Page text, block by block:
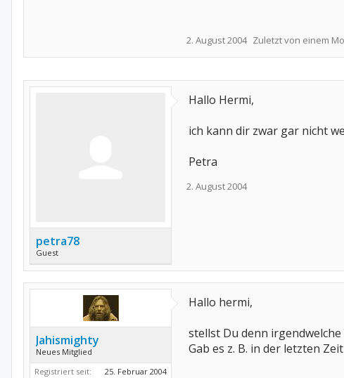
2. August 2004 Zuletzt von einem
petra78
Guest
Hallo Hermi,
ich kann dir zwar gar nicht
Petra
2. August 2004
Jahismighty
Neues Mitglied
Registriert seit:
25. Februar 2004
Hallo hermi,
stellst Du denn
Gab es z. B. in der letzten